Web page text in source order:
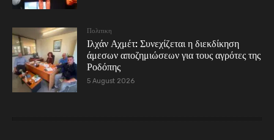
Πολιτικη
Ιλχάν Αχμέτ: Συνεχίζεται η διεκδίκηση
άμεσων αποζημιώσεων για τους αγρότες της
Ροδόπης
5 August 2026